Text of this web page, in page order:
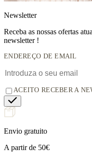
Newsletter
Receba as nossas ofertas
newsletter !
ENDEREÇO DE EMAIL
ACEITO RECEBER A
Envio gratuito
A partir de 50€